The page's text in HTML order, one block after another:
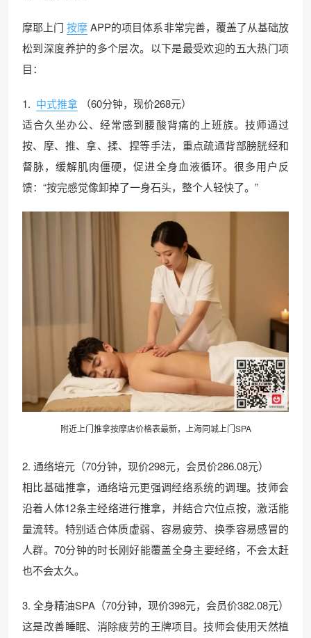
摩耶上门 按摩 APP的项目体系非常完善，覆盖了从基础放
松到深度养护的多个层次。以下是最受欢迎的五大热门项
目：
1. 中式推拿
（60分钟，现价268元）
适合久坐办公、经常感到腰酸背痛的上班族。技师通过
按、摩、推、拿、揉、捏等手法，重点疏通背部膀胱经和
督脉，缓解肌肉僵硬，促进全身血液循环。很多用户反
馈：“按完感觉像卸掉了一身石头，整个人轻快了。”
附近上门推拿按摩店价格表最新，上海同城上门SPA
2. 通络培元（70分钟，现价298元，会员价286.08元）
相比基础推拿，通络培元更强调经络系统的调理。技师会
沿着人体12条主经络进行推拿，并结合穴位点按，激活能
量流转。特别适合体质虚弱、容易疲劳、换季容易感冒的
人群。70分钟的时长刚好能覆盖全身主要经络，不会太赶
也不会太久。
3. 全身精油SPA（70分钟，现价398元，会员价382.08元）
这是改善睡眠、消除疲劳的王牌项目。技师会使用天然植